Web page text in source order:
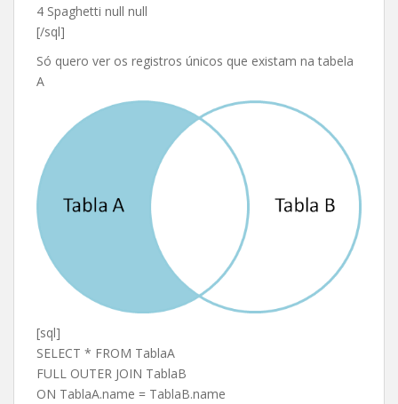
4 Spaghetti null null
[/sql]
Só quero ver os registros únicos que existam na tabela
A
[sql]
SELECT * FROM TablaA
FULL OUTER JOIN TablaB
ON TablaA.name = TablaB.name